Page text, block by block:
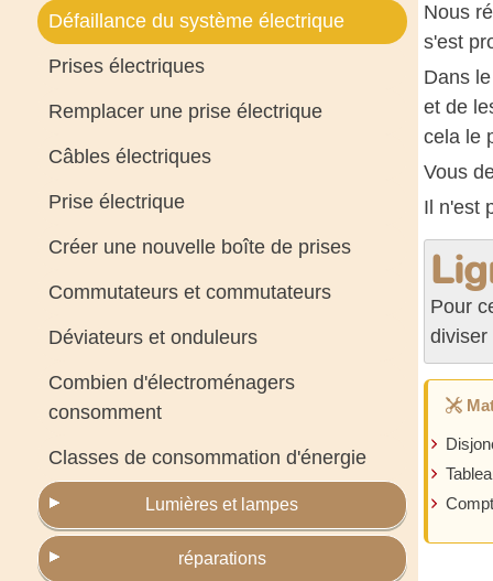
Défaillance du système électrique
Prises électriques
Remplacer une prise électrique
Câbles électriques
Prise électrique
Créer une nouvelle boîte de prises
Commutateurs et commutateurs
Déviateurs et onduleurs
Combien d'électroménagers
consomment
Classes de consommation d'énergie
Lumières et lampes
réparations
Nous
s'est
Dans
et de
cela le
Vous
Il n'est
Pour
diviser